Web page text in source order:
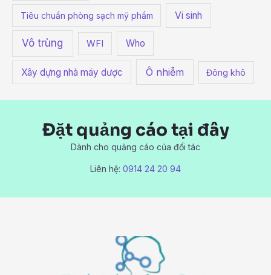
Tiêu chuẩn phòng sạch mỹ phẩm Vi sinh
Vô trùng WFI Who
Xây dựng nhà máy dược Ô nhiễm Đông khô
Đặt quảng cáo tại đây
Dành cho quảng cáo của đối tác
Liên hệ: 0914 24 20 94